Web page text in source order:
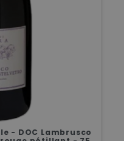
- DOC Lambrusco